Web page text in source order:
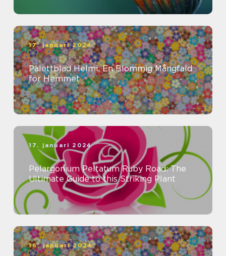
17. januari 2024
Palettblad Helmi: En Blommig Mångfald
för Hemmet
17. januari 2024
Pelargonium Peltatum Ruby Road: The
Ultimate Guide to this Striking Plant
16. januari 2024